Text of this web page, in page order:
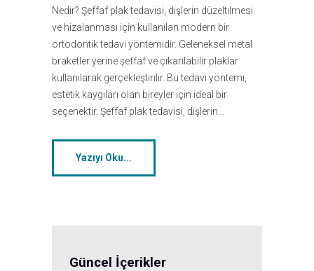
Nedir? Şeffaf plak tedavisi, dişlerin düzeltilmesi
ve hizalanması için kullanılan modern bir
ortodontik tedavi yöntemidir. Geleneksel metal
braketler yerine şeffaf ve çıkarılabilir plaklar
kullanılarak gerçekleştirilir. Bu tedavi yöntemi,
estetik kaygıları olan bireyler için ideal bir
seçenektir. Şeffaf plak tedavisi, dişlerin…
Yazıyı Oku...
Güncel İçerikler